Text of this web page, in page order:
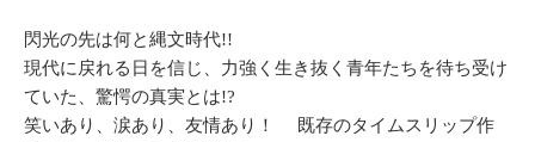
閃光の先は何と縄文時代!!
現代に戻れる日を信じ、力強く生き抜く青年たちを待ち受け
ていた、驚愕の真実とは!?
笑いあり、涙あり、友情あり！ 既存のタイムスリップ作